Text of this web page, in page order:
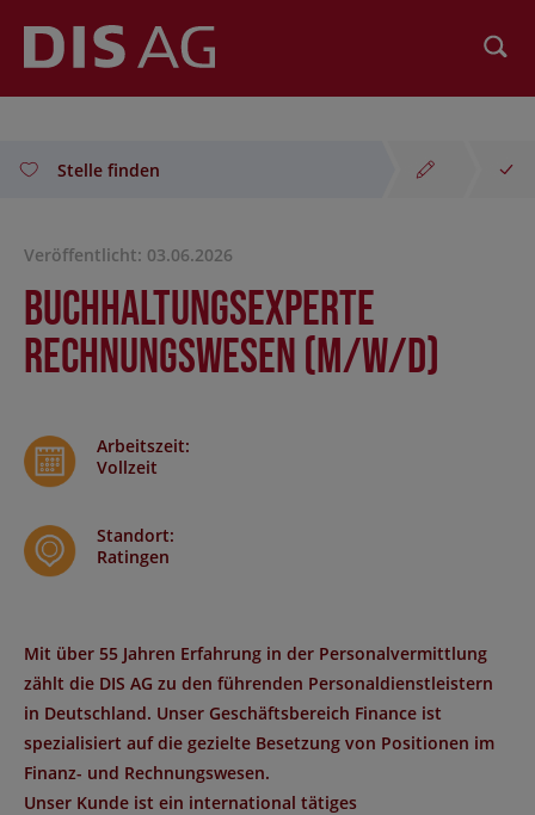
Stelle finden
Veröffentlicht: 03.06.2026
Buchhaltungsexperte
Rechnungswesen (m/w/d)
Arbeitszeit:
Vollzeit
Standort:
Ratingen
Mit über 55 Jahren Erfahrung in der Personalvermittlung
zählt die DIS AG zu den führenden Personaldienstleistern
in Deutschland. Unser Geschäftsbereich Finance ist
spezialisiert auf die gezielte Besetzung von Positionen im
Finanz- und Rechnungswesen.
Unser Kunde ist ein international tätiges